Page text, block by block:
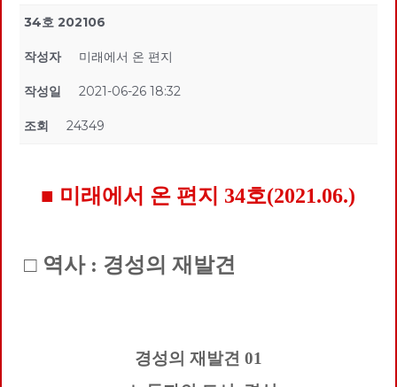
34호 202106
작성자 미래에서 온 편지
작성일 2021-06-26 18:32
조회 24349
■ 미래에서 온 편지 34호(2021.06.)
□ 역사 : 경성의 재발견
경성의 재발견 01